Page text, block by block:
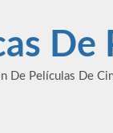
De
De Películas De